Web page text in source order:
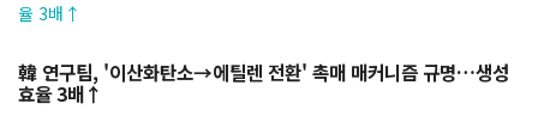
韓 연구팀, '이산화탄소→에틸렌 전환' 촉매 매커니즘 규명…생성
효율 3배↑